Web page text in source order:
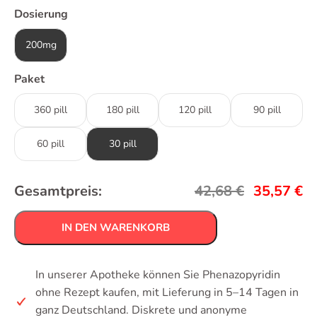
Dosierung
200mg
Paket
360 pill 180 pill 120 pill 90 pill
60 pill 30 pill
Gesamtpreis: 42,68€ 35,57 €
IN DEN WARENKORB
In unserer Apotheke können Sie Phenazopyridin
ohne Rezept kaufen, mit Lieferung in 5–14 Tagen in
ganz Deutschland. Diskrete und anonyme